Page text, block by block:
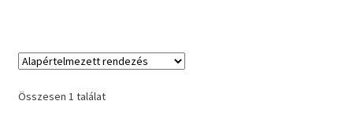
Összesen 1 találat